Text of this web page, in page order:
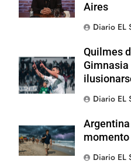
Aires
Diario EL
Quilmes
Diario EL
momento
Diario EL